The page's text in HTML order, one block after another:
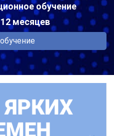
обучение
12 месяцев